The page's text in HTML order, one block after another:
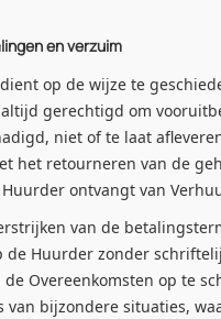
en verzuim
op de wijze te
gerechtigd om
niet of te laat
het retourneren van de
ontvangt van
van de
de Huurder zonder
Overeenkomsten op te
van bijzondere situaties,